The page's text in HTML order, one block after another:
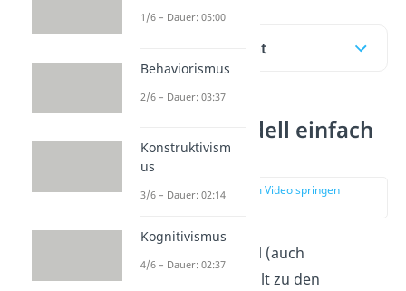
Inhaltsübersicht
Organon Modell einfach
erklärt
zur Stelle im Video springen
Das Organon Modell (auch
Organonmodell
) zählt zu den
1/6 – Dauer: 05:00
Behaviorismus
2/6 – Dauer: 03:37
Konstruktivism
us
3/6 – Dauer: 02:14
Kognitivismus
4/6 – Dauer: 02:37